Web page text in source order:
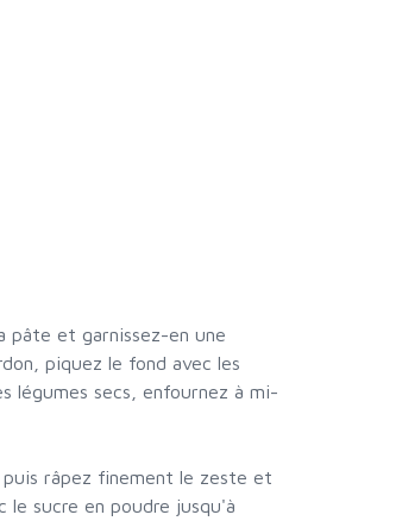
pâte et garnissez-en une
piquez le fond avec les
légumes secs, enfournez à mi-
râpez finement le zeste et
sucre en poudre jusqu'à